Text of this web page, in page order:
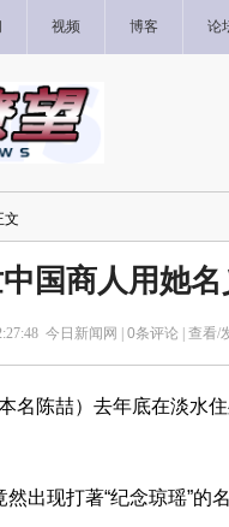
视频 博客 论
文
国商人用她
今日新闻网 | 0条评论 | 查看/
名陈喆）去年底在淡水
出现打著“纪念琼瑶”的